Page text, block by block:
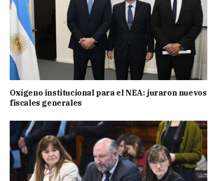
Oxígeno institucional para el NEA: juraron nuevos
fiscales generales